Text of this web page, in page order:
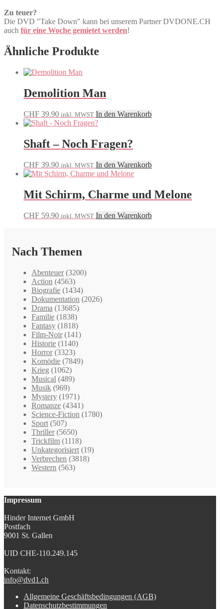
Zu teuer?
Die DVD "Take Down" kann bei unserem Partner DVDONE.CH
auch für eine Woche gemietet werden!
Ähnliche Produkte
Demolition Man
CHF 39.90 inkl. MWST In den Warenkorb
Shaft – Noch Fragen?
CHF 39.90 inkl. MWST In den Warenkorb
Mit Schirm, Charme und Melone
CHF 59.90 inkl. MWST In den Warenkorb
Nach Themen
Abenteuer (3200)
Action (4563)
Biografie (1434)
Dokumentation (2026)
Drama (13685)
Familie (1838)
Fantasy (1818)
Film-Noir (141)
Historie (1140)
Horror (3323)
Komödie (7849)
Krieg (1062)
Musical (489)
Musik (969)
Mystery (1971)
Romanze (4341)
Science-Fiction (1780)
Sport (507)
Thriller (5650)
Trickfilm (1118)
Unkategorisiert (19)
Verbrechen (3818)
Western (563)
Impressum
Hinder Internet GmbH
Postfach
9001 St. Gallen
UID CHE-110.249.145
Kontakt:
info@dvd1.ch
Allgemeine Geschäftsbedingungen (AGB)
Datenschutzbestimmungen